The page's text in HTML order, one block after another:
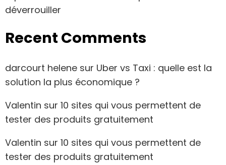
déverrouiller
Recent Comments
darcourt helene sur Uber vs Taxi : quelle est la
solution la plus économique ?
Valentin sur 10 sites qui vous permettent de
tester des produits gratuitement
Valentin sur 10 sites qui vous permettent de
tester des produits gratuitement